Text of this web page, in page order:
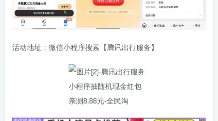
活动地址：微信小程序搜索【腾讯出行服务】